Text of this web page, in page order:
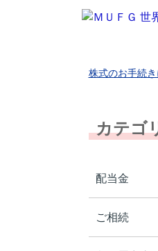
株式のお手続
カテゴ
配当金
ご相続